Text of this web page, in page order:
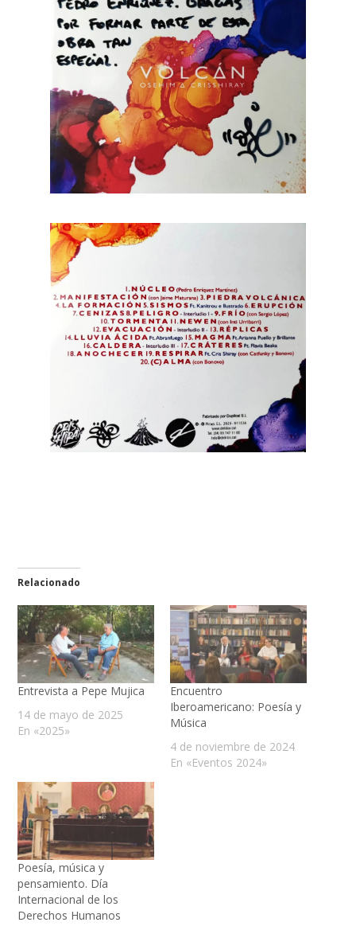
Relacionado
Entrevista a Pepe Mujica
14 de mayo de 2025
En «2025»
Encuentro
Iberoamericano: Poesía y
Música
4 de noviembre de 2024
En «Eventos 2024»
Poesía, música y
pensamiento. Día
Internacional de los
Derechos Humanos